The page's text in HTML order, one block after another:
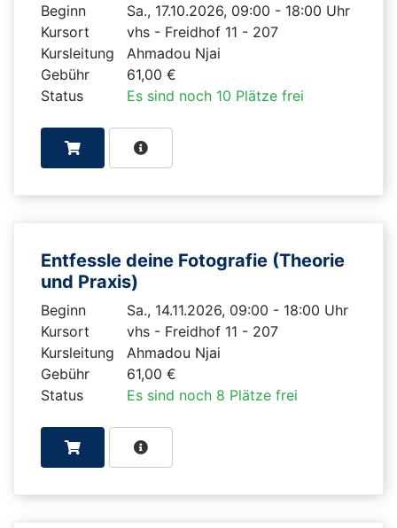
Beginn
Sa., 17.10.2026, 09:00 - 18:00 Uhr
Kursort
vhs - Freidhof 11 - 207
Kursleitung
Ahmadou Njai
Gebühr
61,00 €
Status
Es sind noch 10 Plätze frei
Entfessle deine Fotografie (Theorie
und Praxis)
Beginn
Sa., 14.11.2026, 09:00 - 18:00 Uhr
Kursort
vhs - Freidhof 11 - 207
Kursleitung
Ahmadou Njai
Gebühr
61,00 €
Status
Es sind noch 8 Plätze frei